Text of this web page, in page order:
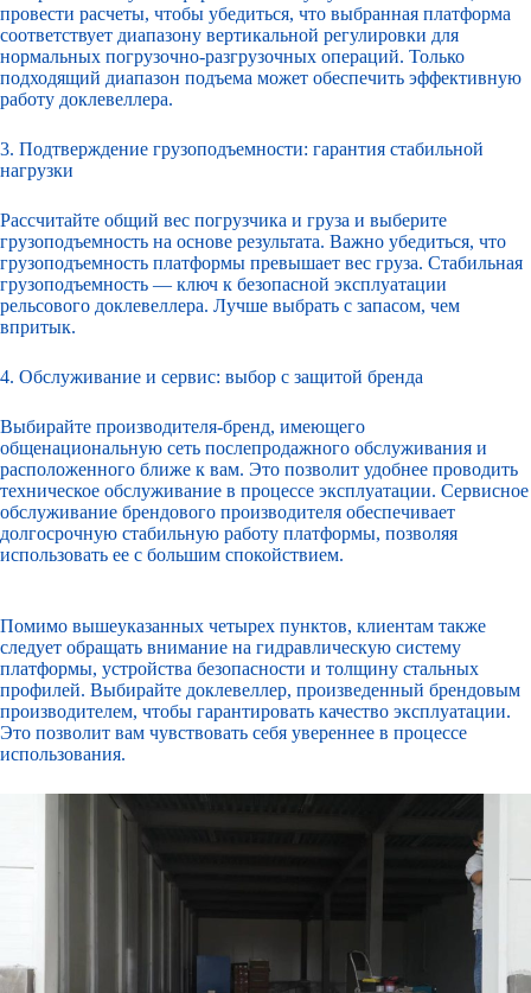
провести расчеты, чтобы убедиться, что выбранная платформа
соответствует диапазону вертикальной регулировки для
нормальных погрузочно-разгрузочных операций. Только
подходящий диапазон подъема может обеспечить эффективную
работу доклевеллера.
3. Подтверждение грузоподъемности: гарантия стабильной
нагрузки
Рассчитайте общий вес погрузчика и груза и выберите
грузоподъемность на основе результата. Важно убедиться, что
грузоподъемность платформы превышает вес груза. Стабильная
грузоподъемность — ключ к безопасной эксплуатации
рельсового доклевеллера. Лучше выбрать с запасом, чем
впритык.
4. Обслуживание и сервис: выбор с защитой бренда
Выбирайте производителя-бренд, имеющего
общенациональную сеть послепродажного обслуживания и
расположенного ближе к вам. Это позволит удобнее проводить
техническое обслуживание в процессе эксплуатации. Сервисное
обслуживание брендового производителя обеспечивает
долгосрочную стабильную работу платформы, позволяя
использовать ее с большим спокойствием.
Помимо вышеуказанных четырех пунктов, клиентам также
следует обращать внимание на гидравлическую систему
платформы, устройства безопасности и толщину стальных
профилей. Выбирайте доклевеллер, произведенный брендовым
производителем, чтобы гарантировать качество эксплуатации.
Это позволит вам чувствовать себя увереннее в процессе
использования.